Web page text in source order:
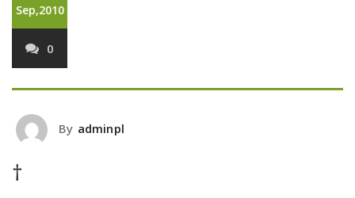
Sep,2010
0
By adminpl
†